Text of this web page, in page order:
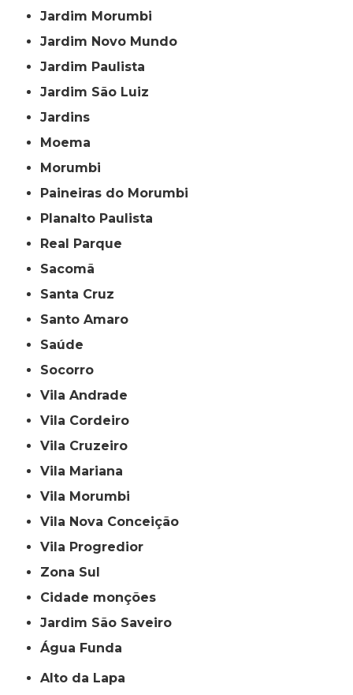
Jardim Morumbi
Jardim Novo Mundo
Jardim Paulista
Jardim São Luiz
Jardins
Moema
Morumbi
Paineiras do Morumbi
Planalto Paulista
Real Parque
Sacomã
Santa Cruz
Santo Amaro
Saúde
Socorro
Vila Andrade
Vila Cordeiro
Vila Cruzeiro
Vila Mariana
Vila Morumbi
Vila Nova Conceição
Vila Progredior
Zona Sul
cidade monções
jardim São Saveiro
Água Funda
Alto da Lapa